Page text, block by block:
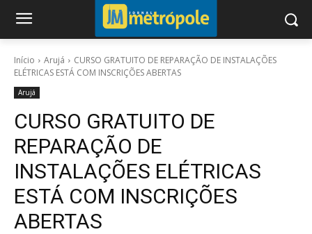
Início Arujá
CURSO GRATUITO DE REPARAÇÃO DE INSTALAÇÕES
ELÉTRICAS ESTÁ COM INSCRIÇÕES ABERTAS
Arujá
CURSO GRATUITO DE
REPARAÇÃO DE
INSTALAÇÕES ELÉTRICAS
ESTÁ COM INSCRIÇÕES
ABERTAS